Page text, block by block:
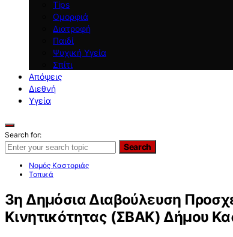
Tips
Ομορφιά
Διατροφή
Παιδί
Ψυχική Υγεία
Σπίτι
Απόψεις
Διεθνή
Υγεία
Search for:
Search
Νομός Καστοριάς
Τοπικά
3η Δημόσια Διαβούλευση
Κινητικότητας (ΣΒΑΚ) Δήμου